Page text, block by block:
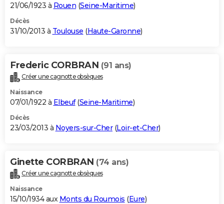
21/06/1923 à Rouen (Seine-Maritime)
Décès
31/10/2013 à Toulouse (Haute-Garonne)
Frederic CORBRAN (91 ans)
Créer une cagnotte obsèques
Naissance
07/01/1922 à Elbeuf(Seine-Maritime)
Décès
23/03/2013 à Noyers-sur-Cher(Loir-et-Cher)
Ginette CORBRAN (74 ans)
Créer une cagnotte obsèques
Naissance
15/10/1934 aux Monts du Roumois (Eure)